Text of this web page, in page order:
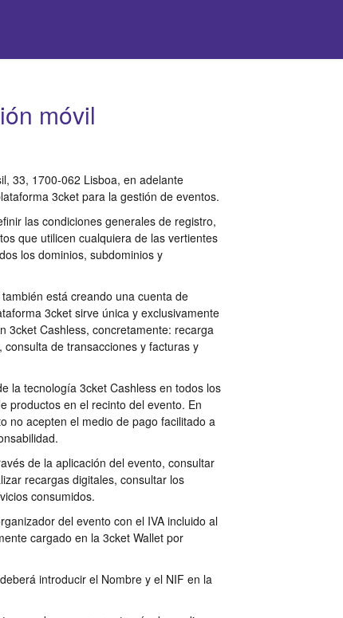
móvil
33, 1700-062 Lisboa, en adelante
3cket para la gestión de eventos.
las condiciones generales de registro,
que utilicen cualquiera de las vertientes
los dominios, subdominios y
está creando una cuenta de
3cket sirve única y exclusivamente
3cket Cashless, concretamente: recarga
de transacciones y facturas y
la tecnología 3cket Cashless en todos los
productos en el recinto del evento. En
no acepten el medio de pago facilitado a
de la aplicación del evento, consultar
recargas digitales, consultar los
consumidos.
del evento con el IVA incluido al
cargado en la 3cket Wallet por
introducir el Nombre y el NIF en la